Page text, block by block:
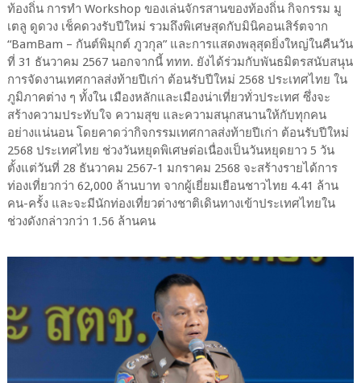
ท้องถิ่น การทำ Workshop ของเล่นจักรสานของท้องถิ่น กิจกรรม มู
เตลู ดูดวง เช็คดวงรับปีใหม่ รวมถึงพิเศษสุดกับมินิคอนเสิร์ตจาก
“BamBam – กันต์พิมุกต์ ภูวกุล” และการแสดงพลุสุดยิ่งใหญ่ในคืนวัน
ที่ 31 ธันวาคม 2567 นอกจากนี้ ททท. ยังได้ร่วมกับพันธมิตรสนับสนุน
การจัดงานเทศกาลส่งท้ายปีเก่า ต้อนรับปีใหม่ 2568 ประเทศไทย ใน
ภูมิภาคต่าง ๆ ทั้งใน เมืองหลักและเมืองน่าเที่ยวทั่วประเทศ ซึ่งจะ
สร้างความประทับใจ ความสุข และความสนุกสนานให้กับทุกคน
อย่างแน่นอน โดยคาดว่ากิจกรรมเทศกาลส่งท้ายปีเก่า ต้อนรับปีใหม่
2568 ประเทศไทย ช่วงวันหยุดพิเศษต่อเนื่องเป็นวันหยุดยาว 5 วัน
ตั้งแต่วันที่ 28 ธันวาคม 2567-1 มกราคม 2568 จะสร้างรายได้การ
ท่องเที่ยวกว่า 62,000 ล้านบาท จากผู้เยี่ยมเยือนชาวไทย 4.41 ล้าน
คน-ครั้ง และจะมีนักท่องเที่ยวต่างชาติเดินทางเข้าประเทศไทยใน
ช่วงดังกล่าวกว่า 1.56 ล้านคน